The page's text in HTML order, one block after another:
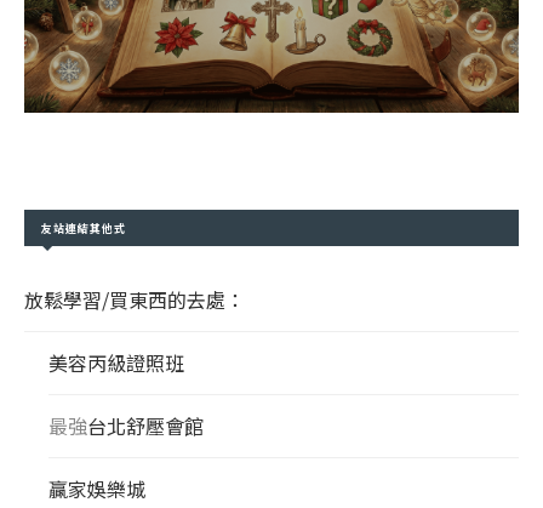
友站連結其他式
放鬆學習/買東西的去處：
美容丙級證照班
最強台北舒壓會館
贏家娛樂城